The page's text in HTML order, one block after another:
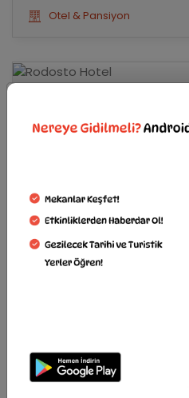
Otel & Pansiyon
favorilerime ekle
Süleymanpaşa , Tekirdağ
0282 263 37 01
1881 yılında inşa edilmiş
merkezi konumu ile
Otel & Pansiyon